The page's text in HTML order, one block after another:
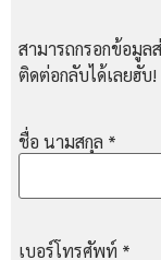
สามารถกรอกข้อมู
ติดต่อกลับได้เลยฮับ!
ชื่อ นามสกุล *
เบอร์โทรศัพท์ *